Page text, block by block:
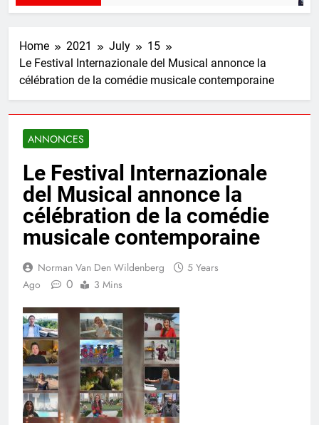
Home 2021 July
15
Le Festival Internazionale del Musical annonce la
célébration de la comédie musicale contemporaine
ANNONCES
Le Festival Internazionale
del Musical annonce la
célébration de la comédie
musicale contemporaine
Norman Van Den Wildenberg
5 Years
Ago
0 3 Mins